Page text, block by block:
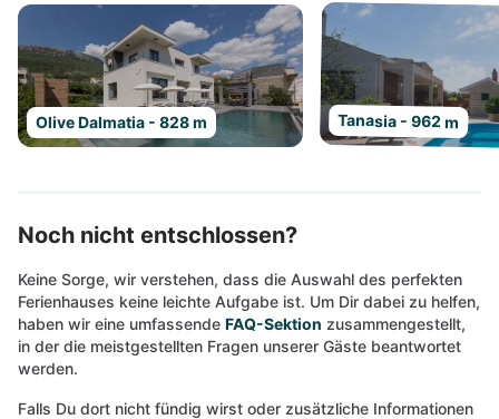
Olive Dalmatia - 828 m Tanasia - 962 m
Noch nicht entschlossen?
Keine Sorge, wir verstehen, dass die Auswahl des perfekten
Ferienhauses keine leichte Aufgabe ist. Um Dir dabei zu helfen,
haben wir eine umfassende FAQ-Sektion zusammengestellt,
in der die meistgestellten Fragen unserer Gäste beantwortet
werden.
Falls Du dort nicht fündig wirst oder zusätzliche Informationen